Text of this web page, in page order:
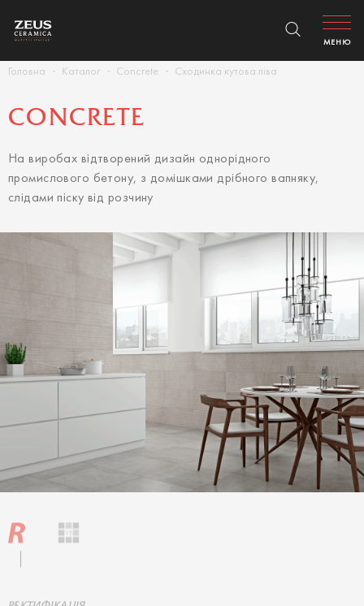
Головна Каталог Concrete Сходинка кутова ліва
МЕНЮ
CONCRETE
На виробах відтворений дизайн однорідного
промислового бетону, з домішками дрібного вапняку,
слідами піску від розчину
РЕКТИФІКАЦІЯ